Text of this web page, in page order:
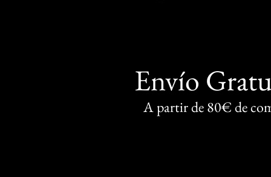
Envío
A partir de 80€ de